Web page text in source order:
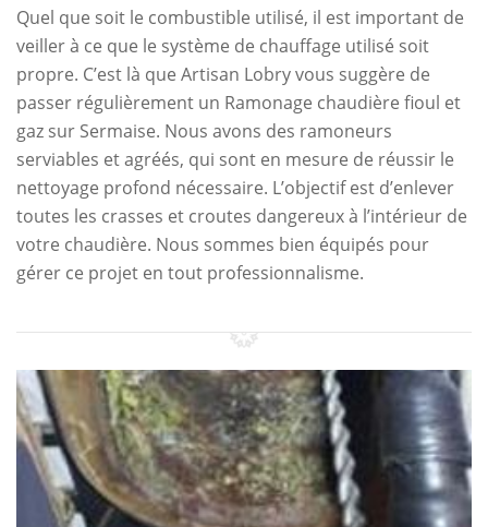
Quel que soit le combustible utilisé, il est important de
veiller à ce que le système de chauffage utilisé soit
propre. C’est là que Artisan Lobry vous suggère de
passer régulièrement un Ramonage chaudière fioul et
gaz sur Sermaise. Nous avons des ramoneurs
serviables et agréés, qui sont en mesure de réussir le
nettoyage profond nécessaire. L’objectif est d’enlever
toutes les crasses et croutes dangereux à l’intérieur de
votre chaudière. Nous sommes bien équipés pour
gérer ce projet en tout professionnalisme.